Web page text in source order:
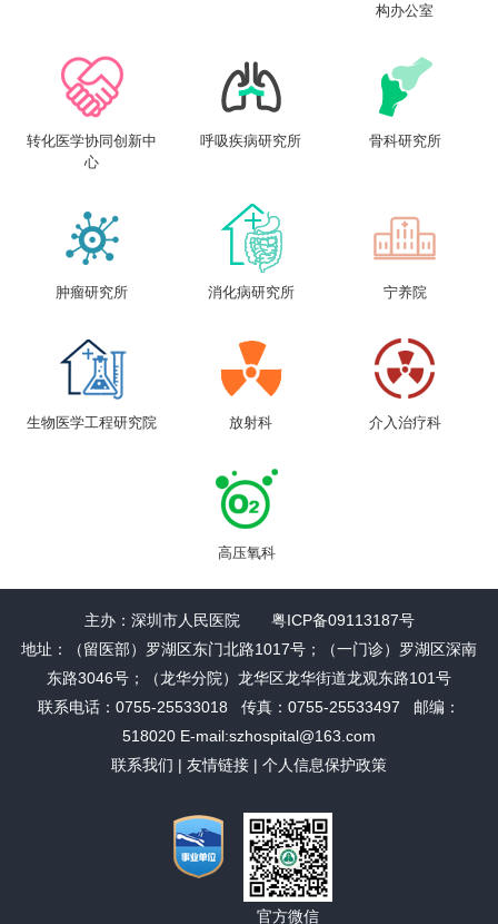
构办公室
转化医学协同创新中
心
呼吸疾病研究所 骨科研究所
肿瘤研究所 消化病研究所 宁养院
生物医学工程研究院 放射科 介入治疗科
高压氧科
主办：深圳市人民医院 粤ICP备09113187号
地址：（留医部）罗湖区东门北路1017号；（一门诊）罗湖区深南
东路3046号；（龙华分院）龙华区龙华街道龙观东路101号
联系电话：0755-25533018 传真：0755-25533497 邮编：
518020 E-mail:szhospital@163.com
联系我们 | 友情链接 | 个人信息保护政策
官方微信